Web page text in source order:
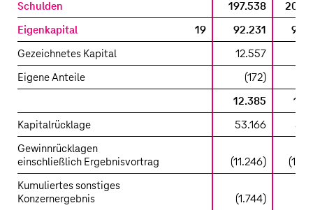
Schulden
197.538
Eigenkapital
19 92.231
Gezeichnetes Kapital
12.557
Eigene Anteile
(172)
12.385
Kapitalrücklage
53.166
Gewinnrücklagen
einschließlich Ergebnisvortrag
(11.246)
Kumuliertes sonstiges
Konzernergebnis
(1.744)